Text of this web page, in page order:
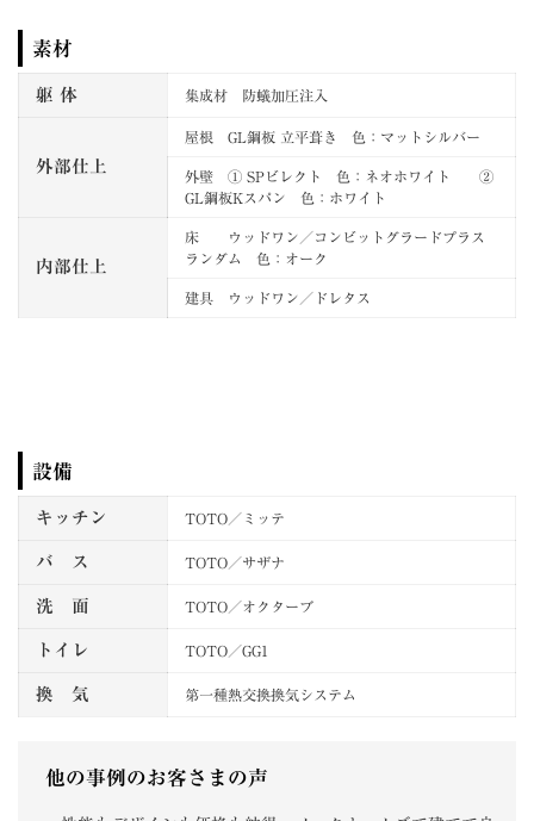
素材
躯 体 集成材 防蟻加圧注入
外部仕上
屋根 GL鋼板 立平葺き 色：マットシルバー
外壁 ① SPビレクト 色：ネオホワイト ②
GL鋼板Kスパン 色：ホワイト
内部仕上
床 ウッドワン／コンビットグラードプラス
ランダム 色：オーク
建具 ウッドワン／ドレタス
設備
キッチン TOTO／ミッテ
バ ス TOTO／サザナ
洗 面 TOTO／オクターブ
トイレ TOTO／GG1
換 気 第一種熱交換換気システム
他の事例のお客さまの声